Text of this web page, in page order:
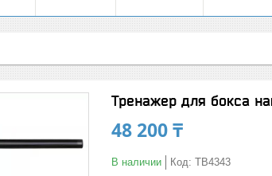
Тренажер для бокса
48 200 ₸
В наличии Код: TB4343